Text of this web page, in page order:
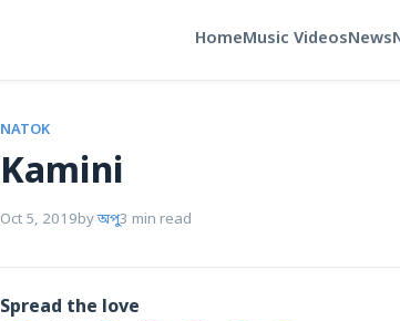
HomeMusic VideosNews
NATOK
Kamini
Oct 5, 2019byঅপু3 min read
Spread the love